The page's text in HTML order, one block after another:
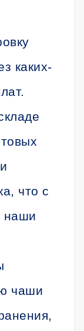
каких-
что с
наши
чаши